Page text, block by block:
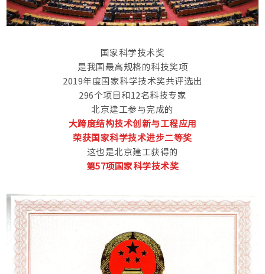
国家科学技术奖
是我国最高规格的科技奖项
2019年度国家科学技术奖共评选出
296个项目和12名科技专家
北京建工参与完成的
大跨度结构技术创新与工程应用
荣获国家科学技术进步二等奖
这也是北京建工获得的
第57项国家科学技术奖